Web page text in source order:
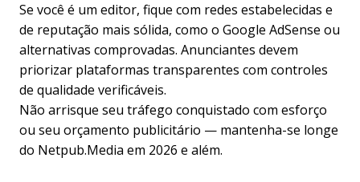
Se você é um editor, fique com redes estabelecidas e
de reputação mais sólida, como o Google AdSense ou
alternativas comprovadas. Anunciantes devem
priorizar plataformas transparentes com controles
de qualidade verificáveis.
Não arrisque seu tráfego conquistado com esforço
ou seu orçamento publicitário — mantenha-se longe
do Netpub.Media em 2026 e além.